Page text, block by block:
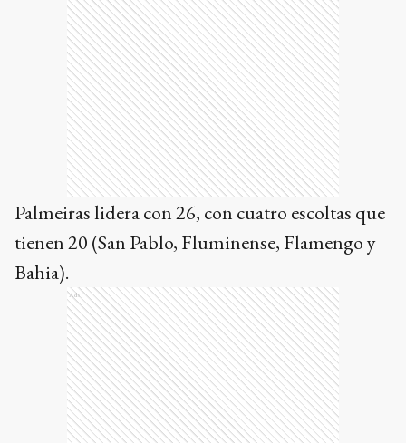
Palmeiras lidera con 26, con cuatro escoltas que
tienen 20 (San Pablo, Fluminense, Flamengo y
Bahia).
Ads